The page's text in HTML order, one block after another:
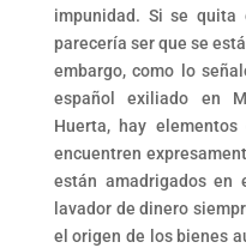
impunidad. Si se
parecería ser que se
embargo, como lo
español exiliado en
Huerta, hay
encuentren
están amadrigados en
lavador de dinero
el origen de los bienes